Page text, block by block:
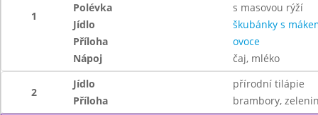
1
Polévka
s masovou rýží
Jídlo
škubánky s
Příloha
ovoce
Nápoj
čaj, mléko
2
Jídlo
přírodní tilápie
Příloha
brambory,